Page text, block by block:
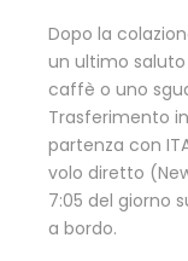
Dopo la
un ultimo
caffè o uno
Trasferimento
partenza con
volo diretto
7:05 del giorno
a bordo.